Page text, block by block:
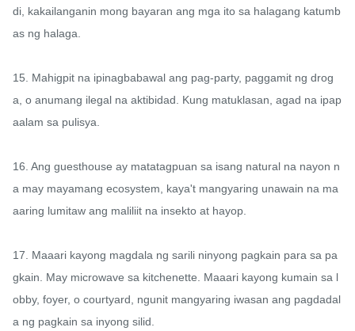
di, kakailanganin mong bayaran ang mga ito sa halagang katumb
as ng halaga.
15. Mahigpit na ipinagbabawal ang pag-party, paggamit ng drog
a, o anumang ilegal na aktibidad. Kung matuklasan, agad na ipap
aalam sa pulisya.
16. Ang guesthouse ay matatagpuan sa isang natural na nayon n
a may mayamang ecosystem, kaya't mangyaring unawain na ma
aaring lumitaw ang maliliit na insekto at hayop.
17. Maaari kayong magdala ng sarili ninyong pagkain para sa pa
gkain. May microwave sa kitchenette. Maaari kayong kumain sa l
obby, foyer, o courtyard, ngunit mangyaring iwasan ang pagdadal
a ng pagkain sa inyong silid.